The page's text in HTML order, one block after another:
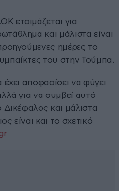
ετοιμάζεται για
και μάλιστα είναι
ημέρες το
του στην Τούμπα.
αποφασίσει να φύγει
για να συμβεί αυτό
Δικέφαλος και μάλιστα
είναι και το σχετικό